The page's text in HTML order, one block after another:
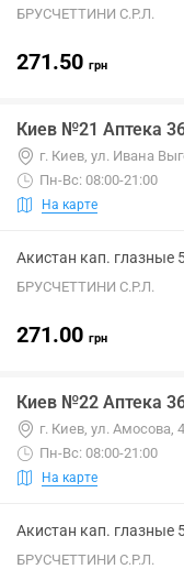
БРУСЧЕТТИНИ С.Р.Л.
271.50 грн
Киев №21 Аптека
г. Киев, ул. Ивана
Пн-Вс: 08:00-21:00
На карте
Акистан кап. глазные
БРУСЧЕТТИНИ С.Р.Л.
271.00 грн
Киев №22 Аптека
г. Киев, ул. Амосова, 4
Пн-Вс: 08:00-21:00
На карте
Акистан кап. глазные
БРУСЧЕТТИНИ С.Р.Л.